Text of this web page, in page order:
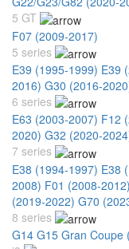
5 GT
F07 (2009-2017)
5 series
E39 (1995-1999) E39
2016) G30 (2016-
6 series
E63 (2003-2007) F12
2020) G32 (2020-
7 series
E38 (1994-1997) E38
2008) F01 (2008-2012)
(2019-2022) G70
8 series
G14 G15 Gran Coupe